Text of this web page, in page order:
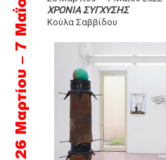
26 Μαρτίου – 7 Μαΐου 2022
ΧΡΟΝΙΑ ΣΥΓΧΥΣΗΣ
Κούλα Σαββίδου